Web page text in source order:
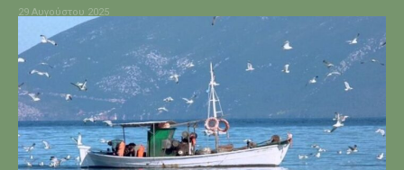
29 Αυγούστου 2025